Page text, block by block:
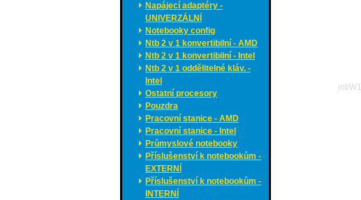
Napájecí adaptéry -
UNIVERZÁLNÍ
Notebooky config
Ntb 2 v 1 konvertibilní - AMD
Ntb 2 v 1 konvertibilní - Intel
Ntb 2 v 1 oddělitelné kláv. -
Intel
Ostatní procesory
Pouzdra
Pracovní stanice - AMD
Pracovní stanice - Intel
Průmyslové notebooky
Příslušenství k notebookům -
EXTERNÍ
Příslušenství k notebookům -
INTERNÍ